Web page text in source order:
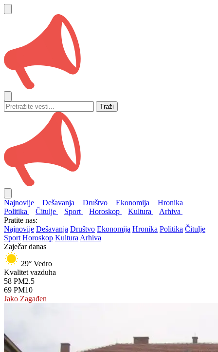
Traži
Najnovije Dešavanja Društvo Ekonomija
Hronika
Politika
Čitulje Sport Horoskop Kultura
Arhiva
Pratite nas:
Najnovije Dešavanja Društvo Ekonomija Hronika Politika Čitulje
Sport Horoskop Kultura Arhiva
Zaječar danas
29° Vedro
Kvalitet vazduha
58 PM2.5
69 PM10
Jako Zagađen